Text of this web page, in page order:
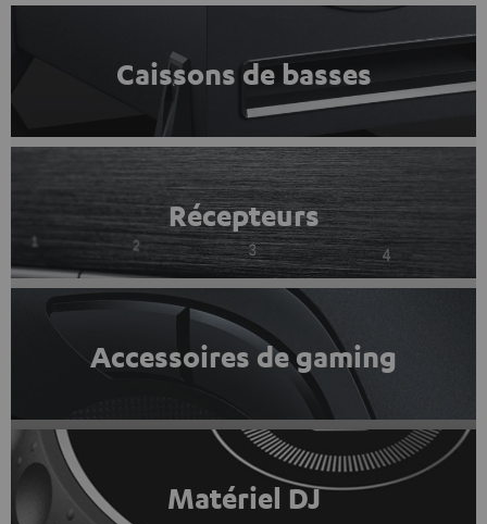
Caissons de basses
Récepteurs
Accessoires de gaming
Matériel DJ